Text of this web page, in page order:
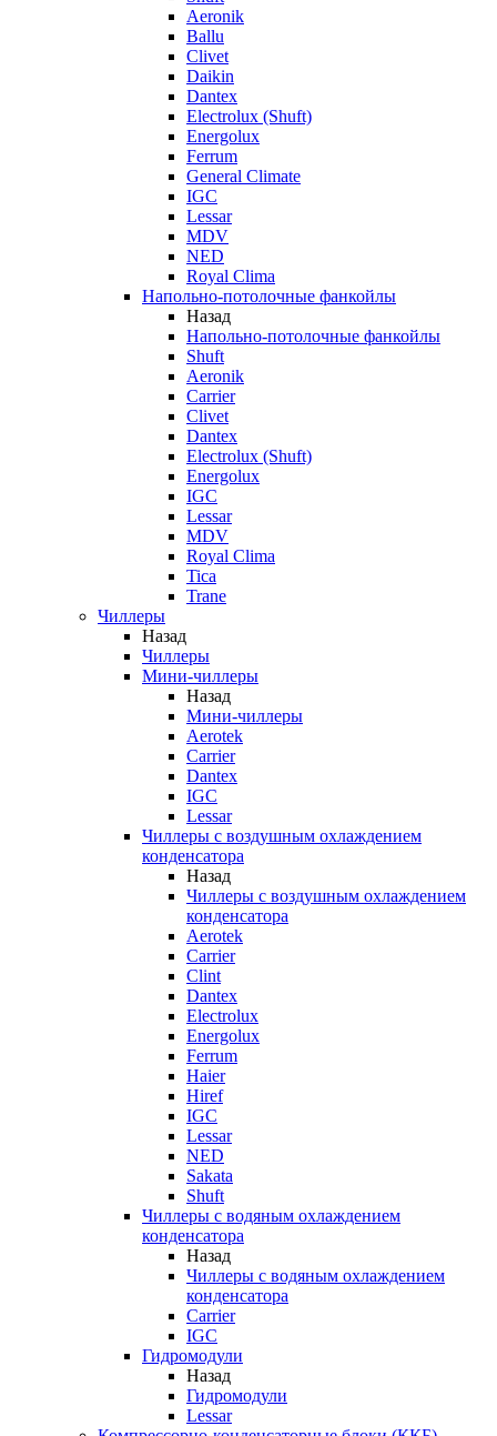
Aeronik
Ballu
Clivet
Daikin
Dantex
Electrolux (Shuft)
Energolux
Ferrum
General Climate
IGC
Lessar
MDV
NED
Royal Clima
Напольно-потолочные фанкойлы
Назад
Напольно-потолочные фанкойлы
Shuft
Aeronik
Carrier
Clivet
Dantex
Electrolux (Shuft)
Energolux
IGC
Lessar
MDV
Royal Clima
Tica
Trane
Чиллеры
Назад
Чиллеры
Мини-чиллеры
Назад
Мини-чиллеры
Aerotek
Carrier
Dantex
IGC
Lessar
Чиллеры с воздушным охлаждением
конденсатора
Назад
Чиллеры с воздушным охлаждением
конденсатора
Aerotek
Carrier
Clint
Dantex
Electrolux
Energolux
Ferrum
Haier
Hiref
IGC
Lessar
NED
Sakata
Shuft
Чиллеры с водяным охлаждением
конденсатора
Назад
Чиллеры с водяным охлаждением
конденсатора
Carrier
IGC
Гидромодули
Назад
Гидромодули
Lessar